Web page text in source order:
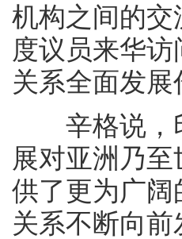
机构之间的
度议员来华
关系全面发
辛格说，印
展对亚洲乃
供了更为广
关系不断向前